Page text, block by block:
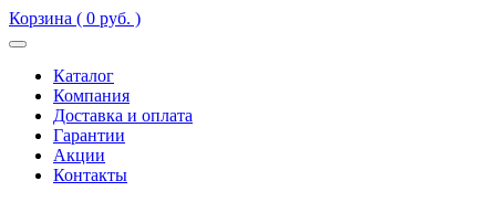
Корзина ( 0 руб. )
Каталог
Компания
Доставка и оплата
Гарантии
Акции
Контакты